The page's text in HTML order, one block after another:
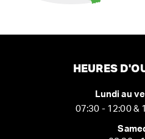
HEURES
Lundi au
07:30 - 12:00 &